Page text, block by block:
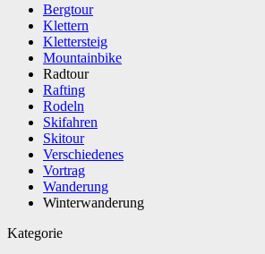
Bergtour
Klettern
Klettersteig
Mountainbike
Radtour
Rafting
Rodeln
Skifahren
Skitour
Verschiedenes
Vortrag
Wanderung
Winterwanderung
Kategorie